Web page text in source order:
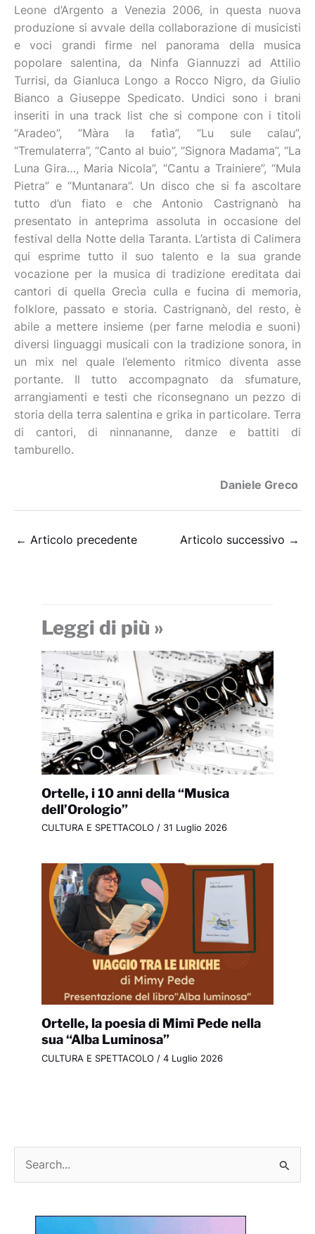
Leone d’Argento a Venezia 2006, in questa nuova
produzione si avvale della collaborazione di musicisti
e voci grandi firme nel panorama della musica
popolare salentina, da Ninfa Giannuzzi ad Attilio
Turrisi, da Gianluca Longo a Rocco Nigro, da Giulio
Bianco a Giuseppe Spedicato. Undici sono i brani
inseriti in una track list che si compone con i titoli
“Aradeo”, “Màra la fatìa”, “Lu sule calau”,
“Tremulaterra”, “Canto al buio”, “Signora Madama”, “La
Luna Gira…, Maria Nicola”, “Cantu a Trainiere”, “Mula
Pietra” e “Muntanara”. Un disco che si fa ascoltare
tutto d’un fiato e che Antonio Castrignanò ha
presentato in anteprima assoluta in occasione del
festival della Notte della Taranta. L’artista di Calimera
qui esprime tutto il suo talento e la sua grande
vocazione per la musica di tradizione ereditata dai
cantori di quella Grecìa culla e fucina di memoria,
folklore, passato e storia. Castrignanò, del resto, è
abile a mettere insieme (per farne melodia e suoni)
diversi linguaggi musicali con la tradizione sonora, in
un mix nel quale l’elemento ritmico diventa asse
portante. Il tutto accompagnato da sfumature,
arrangiamenti e testi che riconsegnano un pezzo di
storia della terra salentina e grika in particolare. Terra
di cantori, di ninnananne, danze e battiti di
tamburello.
Daniele Greco
← Articolo precedente Articolo successivo →
Leggi di più »
Ortelle, i 10 anni della “Musica
dell’Orologio”
CULTURA E SPETTACOLO / 31 Luglio 2026
Ortelle, la poesia di Mimì Pede nella
sua “Alba Luminosa”
CULTURA E SPETTACOLO / 4 Luglio 2026